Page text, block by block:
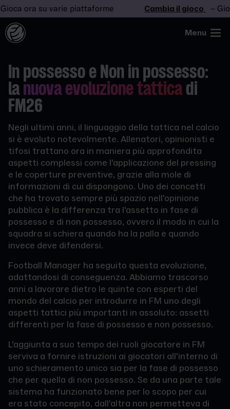
ora su varie piattaforme Cambia il gioco – Gioca
Menu
In possesso e Non in possesso:
la nuova evoluzione tattica di
FM26
Negli ultimi anni, il linguaggio della tattica nel calcio
si è evoluto notevolmente. Allenatori, opinionisti e
tifosi trattano ora in maniera più approfondita
aspetti complessi come l'applicazione del pressing
e le coperture preventive, grazie alla mole di
informazioni di cui dispongono. Uno dei concetti
che ha trovato sempre più spazio nell'opinione
pubblica è la differenza tra l'assetto in fase di
possesso e di non possesso, ovvero il modo in cui la
squadra si schiera quando ha la palla e quando
invece deve difendersi.
Football Manager ha seguito questa evoluzione,
adattandosi di conseguenza. Abbiamo trascorso
anni a lavorare dietro le quinte con esperti del
mondo del calcio per introdurre in FM uno degli
aspetti tattici più importanti in assoluto: assetti
differenti per la fase di possesso e non possesso.
L'aggiunta a suo tempo dei ruoli giocatore in FM
serviva a fornire istruzioni ai giocatori all'interno di
uno schieramento unico sia per la fase di possesso
che per quella di non possesso. Se da una parte tale
sistema ha funzionato bene per lo scopo per cui
era stato concepito, dall'altra non permetteva di